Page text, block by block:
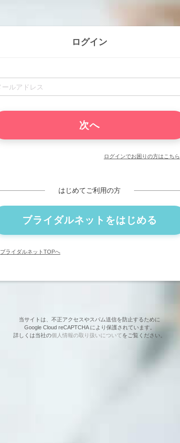
ログイン
ログインでお困りの方はこちら
はじめてご利用の方
ブライダルネットをはじめる
ブライダルネットTOPへ
当サイトは、不正アクセスやスパム送信を防止するために
Google Cloud reCAPTCHA により保護されています。
詳しくは当社の個人情報の取り扱いについてをご覧ください。